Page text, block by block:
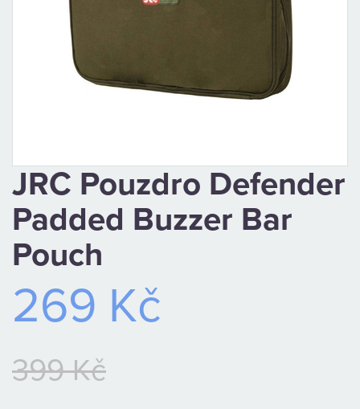
SIGNALIZÁTORY
OBLEČENÍ
CAMPING
ÚLOVEK
TOP
NÁS
OBCHODNÍ
JRC Pouzdro Defender
Padded Buzzer Bar
Pouch
269 Kč
399 Kč